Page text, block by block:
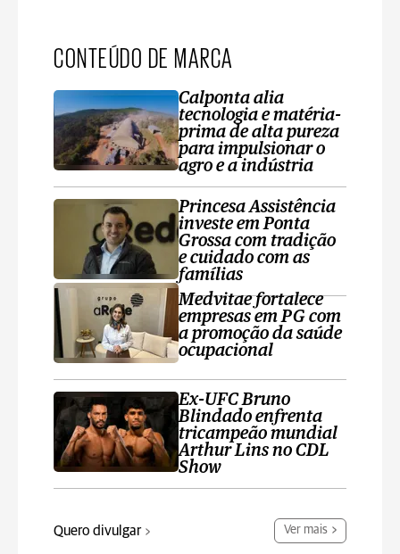
CONTEÚDO DE MARCA
Calponta alia
tecnologia e matéria-
prima de alta pureza
para impulsionar o
agro e a indústria
Princesa Assistência
investe em Ponta
Grossa com tradição
e cuidado com as
famílias
Medvitae fortalece
empresas em PG com
a promoção da saúde
ocupacional
Ex-UFC Bruno
Blindado enfrenta
tricampeão mundial
Arthur Lins no CDL
Show
Quero divulgar Ver mais